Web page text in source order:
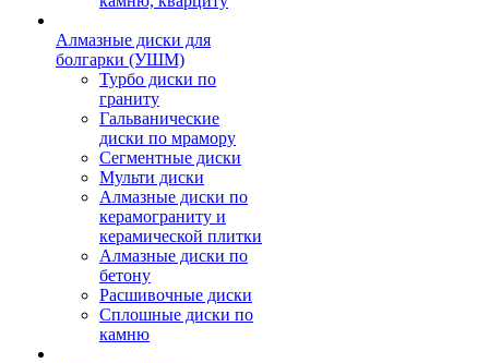
Алмазные диски для
болгарки (УШМ)
Турбо диски по
граниту
Гальванические
диски по мрамору
Сегментные диски
Мульти диски
Алмазные диски по
керамограниту и
керамической плитки
Алмазные диски по
бетону
Расшивочные диски
Сплошные диски по
камню